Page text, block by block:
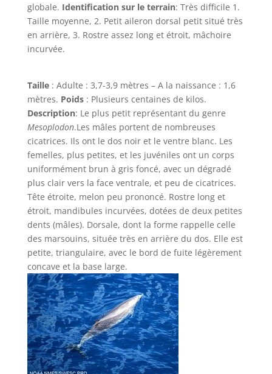
globale. Identification sur le terrain: Très difficile 1.
Taille moyenne, 2. Petit aileron dorsal petit situé très
en arrière, 3. Rostre assez long et étroit, mâchoire
incurvée.
Taille : Adulte : 3,7-3,9 mètres – A la naissance : 1,6
mètres. Poids : Plusieurs centaines de kilos.
Description: Le plus petit représentant du genre
Mesoplodon.Les mâles portent de nombreuses
cicatrices. Ils ont le dos noir et le ventre blanc. Les
femelles, plus petites, et les juvéniles ont un corps
uniformément brun à gris foncé, avec un dégradé
plus clair vers la face ventrale, et peu de cicatrices.
Tête étroite, melon peu prononcé. Rostre long et
étroit, mandibules incurvées, dotées de deux petites
dents (mâles). Dorsale, dont la forme rappelle celle
des marsouins, située très en arrière du dos. Elle est
petite, triangulaire, avec le bord de fuite légèrement
concave et la base large.